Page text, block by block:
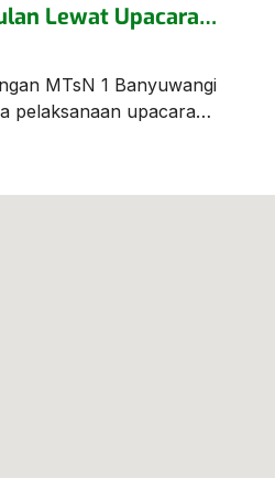
Lewat Upacara
MTsN 1 Banyuwangi
pelaksanaan upacara
menunjukkan
membiasakan kemampuan
siswanya. Bertindak